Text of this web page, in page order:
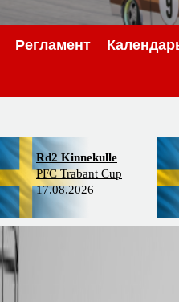
Регламент
Rd2 Kinnekulle
PFC Trabant Cup
17.08.2026